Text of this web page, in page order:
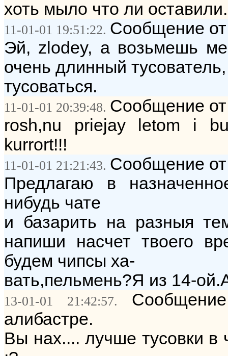
хоть мыло что ли
11-01-01 19:51:22. Сообщение
Эй, zlodey, а возьмешь
очень длинный
тусоваться.
11-01-01 20:39:48. Сообщение
rosh,nu priejay letom i
kurrort!!!
11-01-01 21:21:43. Сообщение
Предлагаю в
нибудь чате
и базарить на разныя
напиши насчет твоего
будем чипсы ха-
вать,пельмень?Я из 14-
13-01-01 21:42:57.
алибастре.
Вы нах.... лучше тусовки в